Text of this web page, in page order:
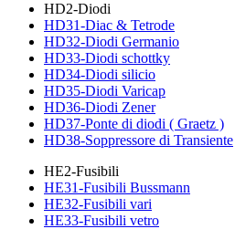
HD2-Diodi
HD31-Diac & Tetrode
HD32-Diodi Germanio
HD33-Diodi schottky
HD34-Diodi silicio
HD35-Diodi Varicap
HD36-Diodi Zener
HD37-Ponte di diodi ( Graetz )
HD38-Soppressore di Transiente
HE2-Fusibili
HE31-Fusibili Bussmann
HE32-Fusibili vari
HE33-Fusibili vetro